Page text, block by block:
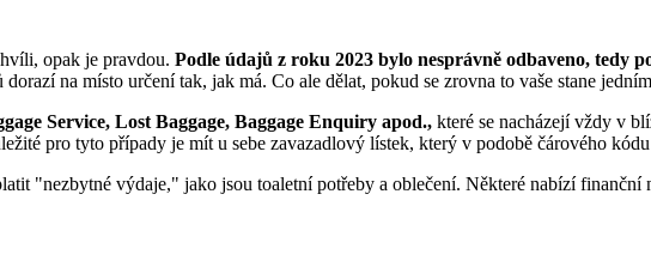
opak je pravdou. Podle údajů z roku 2023 bylo nesprávně odbaveno, tedy
na místo určení tak, jak má. Co ale dělat, pokud se zrovna to vaše stane
Service, Lost Baggage, Baggage Enquiry apod., které se nacházejí vždy v
pro tyto případy je mít u sebe zavazadlový lístek, který v podobě čárového
"nezbytné výdaje," jako jsou toaletní potřeby a oblečení. Některé nabízí